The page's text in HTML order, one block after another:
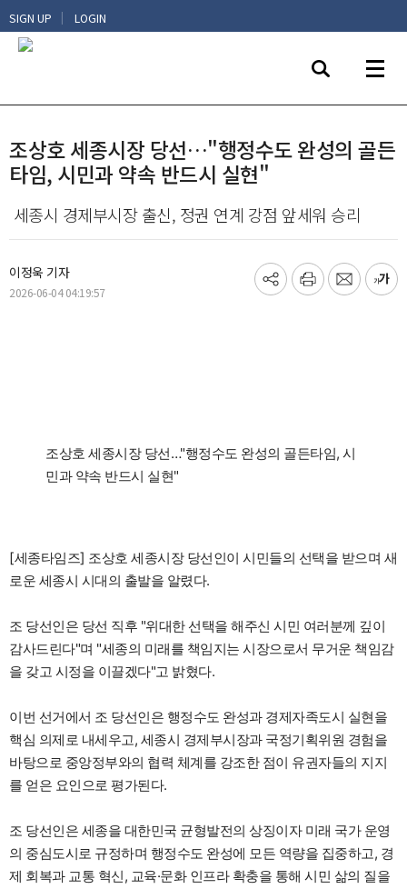
SIGN UP | LOGIN
조상호 세종시장 당선…"행정수도 완성의 골든
타임, 시민과 약속 반드시 실현"
세종시 경제부시장 출신, 정권 연계 강점 앞세워 승리
이정욱 기자
2026-06-04 04:19:57
기
프
메
글
조상호 세종시장 당선…"행정수도 완성의 골든타임, 시
민과 약속 반드시 실현"
[세종타임즈] 조상호 세종시장 당선인이 시민들의 선택을 받으며 새
로운 세종시 시대의 출발을 알렸다.
조 당선인은 당선 직후 "위대한 선택을 해주신 시민 여러분께 깊이
감사드린다"며 "세종의 미래를 책임지는 시장으로서 무거운 책임감
을 갖고 시정을 이끌겠다"고 밝혔다.
이번 선거에서 조 당선인은 행정수도 완성과 경제자족도시 실현을
핵심 의제로 내세우고, 세종시 경제부시장과 국정기획위원 경험을
바탕으로 중앙정부와의 협력 체계를 강조한 점이 유권자들의 지지
를 얻은 요인으로 평가된다.
조 당선인은 세종을 대한민국 균형발전의 상징이자 미래 국가 운영
의 중심도시로 규정하며 행정수도 완성에 모든 역량을 집중하고, 경
제 회복과 교통 혁신, 교육·문화 인프라 확충을 통해 시민 삶의 질을